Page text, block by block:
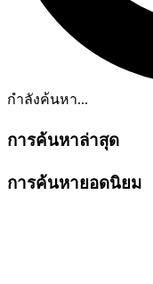
กำลังค้นหา...
การค้นหาล่าสุด
การค้นหายอดนิยม